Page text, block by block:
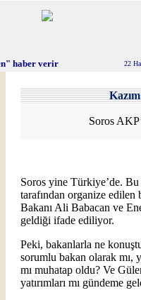
haber verir 22
Soros
Soros yine Türkiye’de.
tarafından organize
Bakanı Ali Babacan ve
geldiği ifade ediliyor.
Peki, bakanlarla ne
sorumlu bakan olarak mı,
mı muhatap oldu? Ve
yatırımları mı gündeme